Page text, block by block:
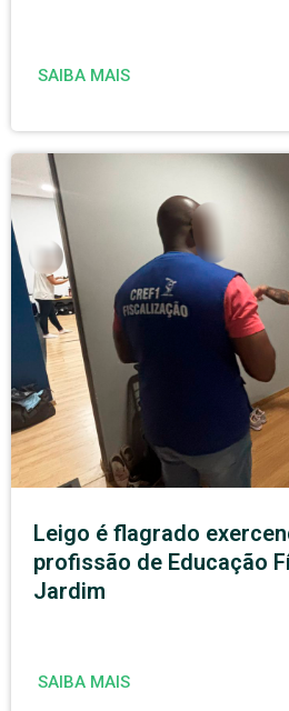
SAIBA MAIS
Leigo é flagrado
profissão de Educação
Jardim
SAIBA MAIS